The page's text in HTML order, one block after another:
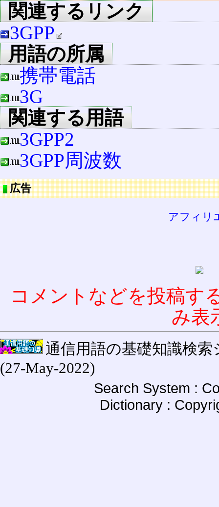
関連するリンク
3GPP
用語の所属
携帯電話
3G
関連する用語
3GPP2
3GPP周波数
広告
アフィリ
コメントなどを投稿す
み表
通信用語の基礎知識検索
(27-May-2022)
Search System :
Dictionary :